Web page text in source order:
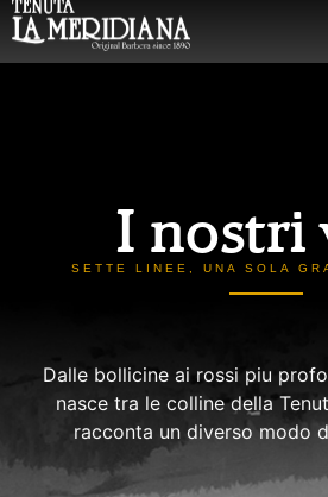
I nostri
SETTE LINEE, UNA SOLA
Dalle bollicine ai rossi piu
nasce tra le colline della
racconta un diverso modo